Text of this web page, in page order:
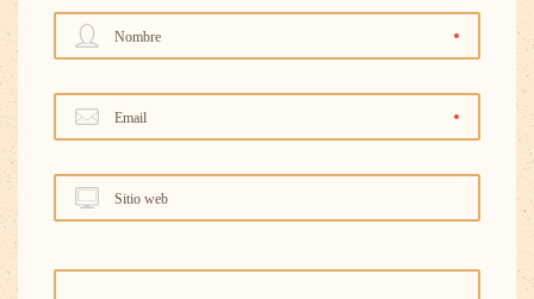
Nombre
Email
Sitio web